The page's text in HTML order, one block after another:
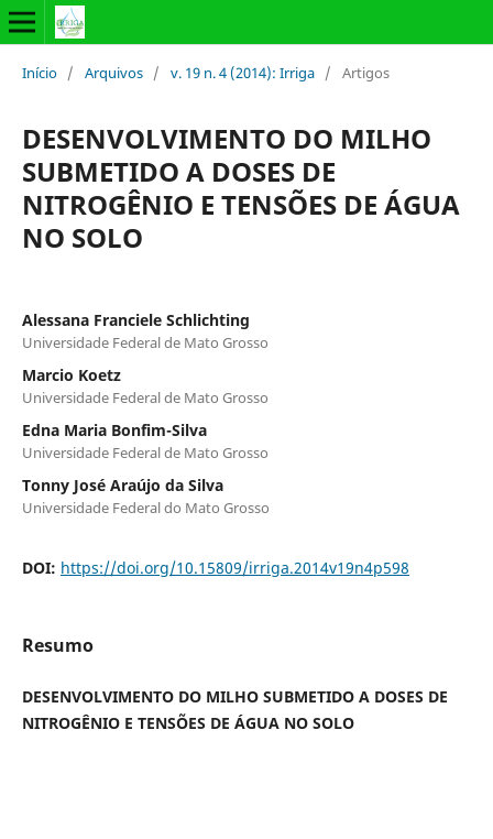
Início / Arquivos / v. 19 n. 4 (2014): Irriga / Artigos
DESENVOLVIMENTO DO MILHO
SUBMETIDO A DOSES DE
NITROGÊNIO E TENSÕES DE ÁGUA
NO SOLO
Alessana Franciele Schlichting
Universidade Federal de Mato Grosso
Marcio Koetz
Universidade Federal de Mato Grosso
Edna Maria Bonfim-Silva
Universidade Federal de Mato Grosso
Tonny José Araújo da Silva
Universidade Federal do Mato Grosso
DOI: https://doi.org/10.15809/irriga.2014v19n4p598
Resumo
DESENVOLVIMENTO DO MILHO SUBMETIDO A DOSES DE
NITROGÊNIO E TENSÕES DE ÁGUA NO SOLO